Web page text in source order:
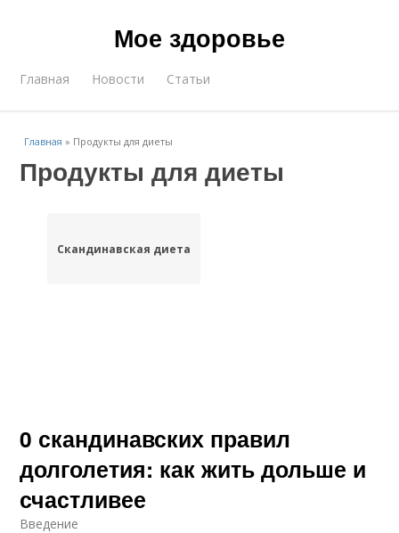
Мое здоровье
Главная Новости Статьи
Главная » Продукты для диеты
Продукты для диеты
Скандинавская диета
0 скандинавских правил
долголетия: как жить дольше и
счастливее
Введение